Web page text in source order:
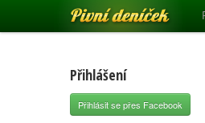
Pivní deníček
Přihlášení
Přihlásit se přes Facebook